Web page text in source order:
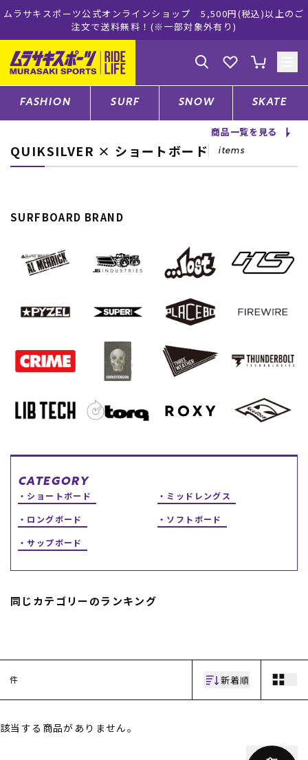
ポーツ公式オンラインショップ 5,500円(税込)以上のご
注文で送料無料！(※一部対象外有り)
ムラサキ
ゲスト様
ログイン 会員登録
店舗一覧
ファッションTOP
スケートTOP
特集一覧
RIDE LIFE MAGAZINE一
覧
スタッフスナップ
フ
ー
店頭受取サービス
ギフトラッピング
アフターサポート
お問い合わせ
FASHION SURF SNOW SKATE
商品一覧を見る
QUIKSILVER × ショートボード items
SURFBOARD BRAND
CATEGORY
ショートボード
ミッドレングス
ロングボード
ソフトボード
サップボード
同じカテゴリーのランキング
件 新着順
該当する商品がありません。